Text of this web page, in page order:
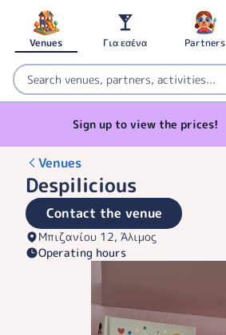
Venues Για εσένα Partners
Sign up to view the prices!
Venues
Despilicious
Contact the venue
Μπιζανίου 12, Άλιμος
Operating hours